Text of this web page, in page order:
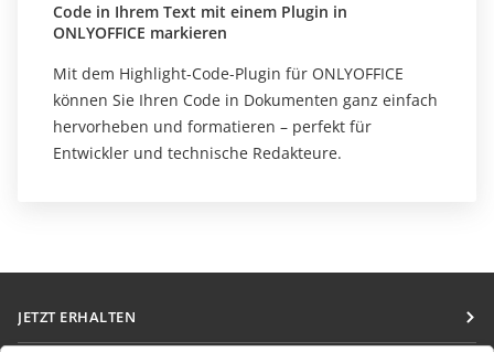
Code in Ihrem Text mit einem Plugin in
ONLYOFFICE markieren
Mit dem Highlight-Code-Plugin für ONLYOFFICE
können Sie Ihren Code in Dokumenten ganz einfach
hervorheben und formatieren – perfekt für
Entwickler und technische Redakteure.
JETZT ERHALTEN